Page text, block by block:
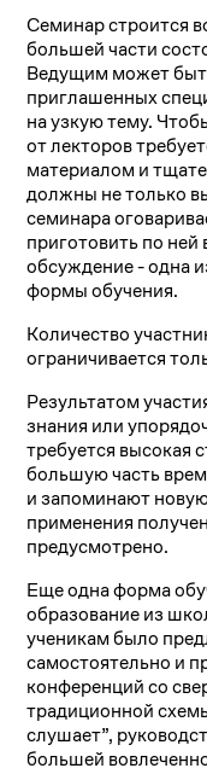
Семинар строится
большей части
Ведущим может
приглашенных
на узкую тему.
от лекторов
материалом и
должны не только
семинара
приготовить по ней
обсуждение - одна
формы обучения.
Количество
ограничивается
Результатом
знания или
требуется высокая
большую часть
и запоминают
применения
предусмотрено.
Еще одна форма
образование из
ученикам было
самостоятельно и
конференций со
традиционной
слушает”,
большей